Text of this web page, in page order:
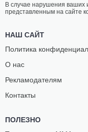
В случае нарушения ваших
представленным на сайте
НАШ САЙТ
Политика
О нас
Рекламодателям
Контакты
ПОЛЕЗНО